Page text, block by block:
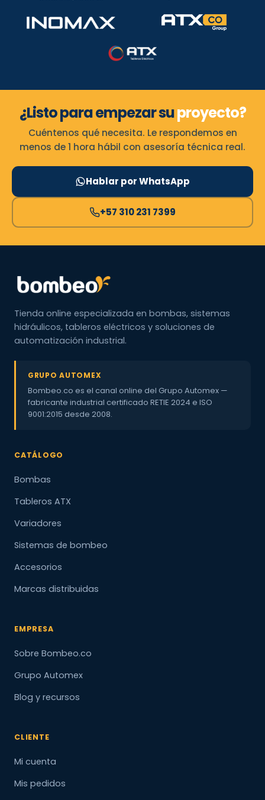
¿Listo para empezar suproyecto?
Cuéntenos qué necesita. Le respondemos en
menos de 1 hora hábil con asesoría técnica real.
Hablar por WhatsApp
+57 310 231 7399
Tienda online especializada en bombas, sistemas
hidráulicos, tableros eléctricos y soluciones de
automatización industrial.
GRUPO AUTOMEX
Bombeo.co es el canal online del Grupo Automex —
fabricante industrial certificado RETIE 2024 e ISO
9001:2015 desde 2008.
CATÁLOGO
Bombas
Tableros ATX
Variadores
Sistemas de bombeo
Accesorios
Marcas distribuidas
EMPRESA
Sobre Bombeo.co
Grupo Automex
Blog y recursos
CLIENTE
Mi cuenta
Mis pedidos